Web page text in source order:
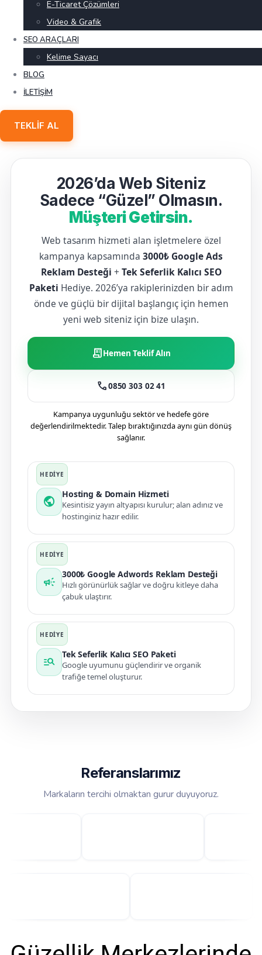
E-Ticaret Çözümleri
Video & Grafik
SEO ARAÇLARI
Kelime Sayacı
BLOG
İLETIŞIM
TEKLIF AL
2026’da Web Siteniz
Sadece “Güzel” Olmasın.
Müşteri Getirsin.
Web tasarım hizmeti alan işletmelere özel
kampanya kapsamında 3000₺ Google Ads
Reklam Desteği + Tek Seferlik Kalıcı SEO
Paketi Hediye. 2026’ya rakiplerinizden bir adım
önde ve güçlü bir dijital başlangıç için hemen
yeni web siteniz için bize ulaşın.
receipt_longHemen Teklif Alın
call0850 303 02 41
Kampanya uygunluğu sektör ve hedefe göre
değerlendirilmektedir. Talep bıraktığınızda aynı gün dönüş
sağlanır.
public
Hosting & Domain Hizmeti
Kesintisiz yayın altyapısı kurulur; alan adınız ve
hostinginiz hazır edilir.
campaign
3000₺ Google Adwords Reklam Desteği
Hızlı görünürlük sağlar ve doğru kitleye daha
çabuk ulaştırır.
manage_search
Tek Seferlik Kalıcı SEO Paketi
Google uyumunu güçlendirir ve organik
trafiğe temel oluşturur.
Referanslarımız
Markaların tercihi olmaktan gurur duyuyoruz.